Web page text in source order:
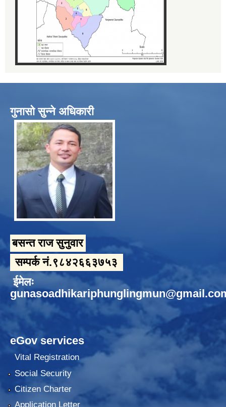
गुनासो सुन्ने अधिकारी
बसन्त राज सुनुवार
सम्पर्क नं.९८४२६६३७५३
ईमेलः
eGov services
Vital Registration
Social Security
Citizen Charter
Application Letter